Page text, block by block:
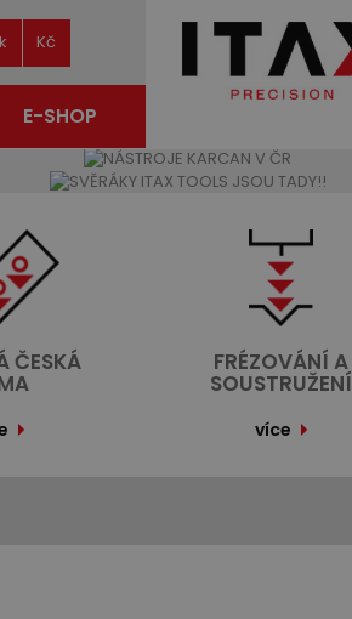
Kč
E-SHOP
ČESKÁ FRÉZOVÁNÍ A
SOUSTRUŽENÍ
více